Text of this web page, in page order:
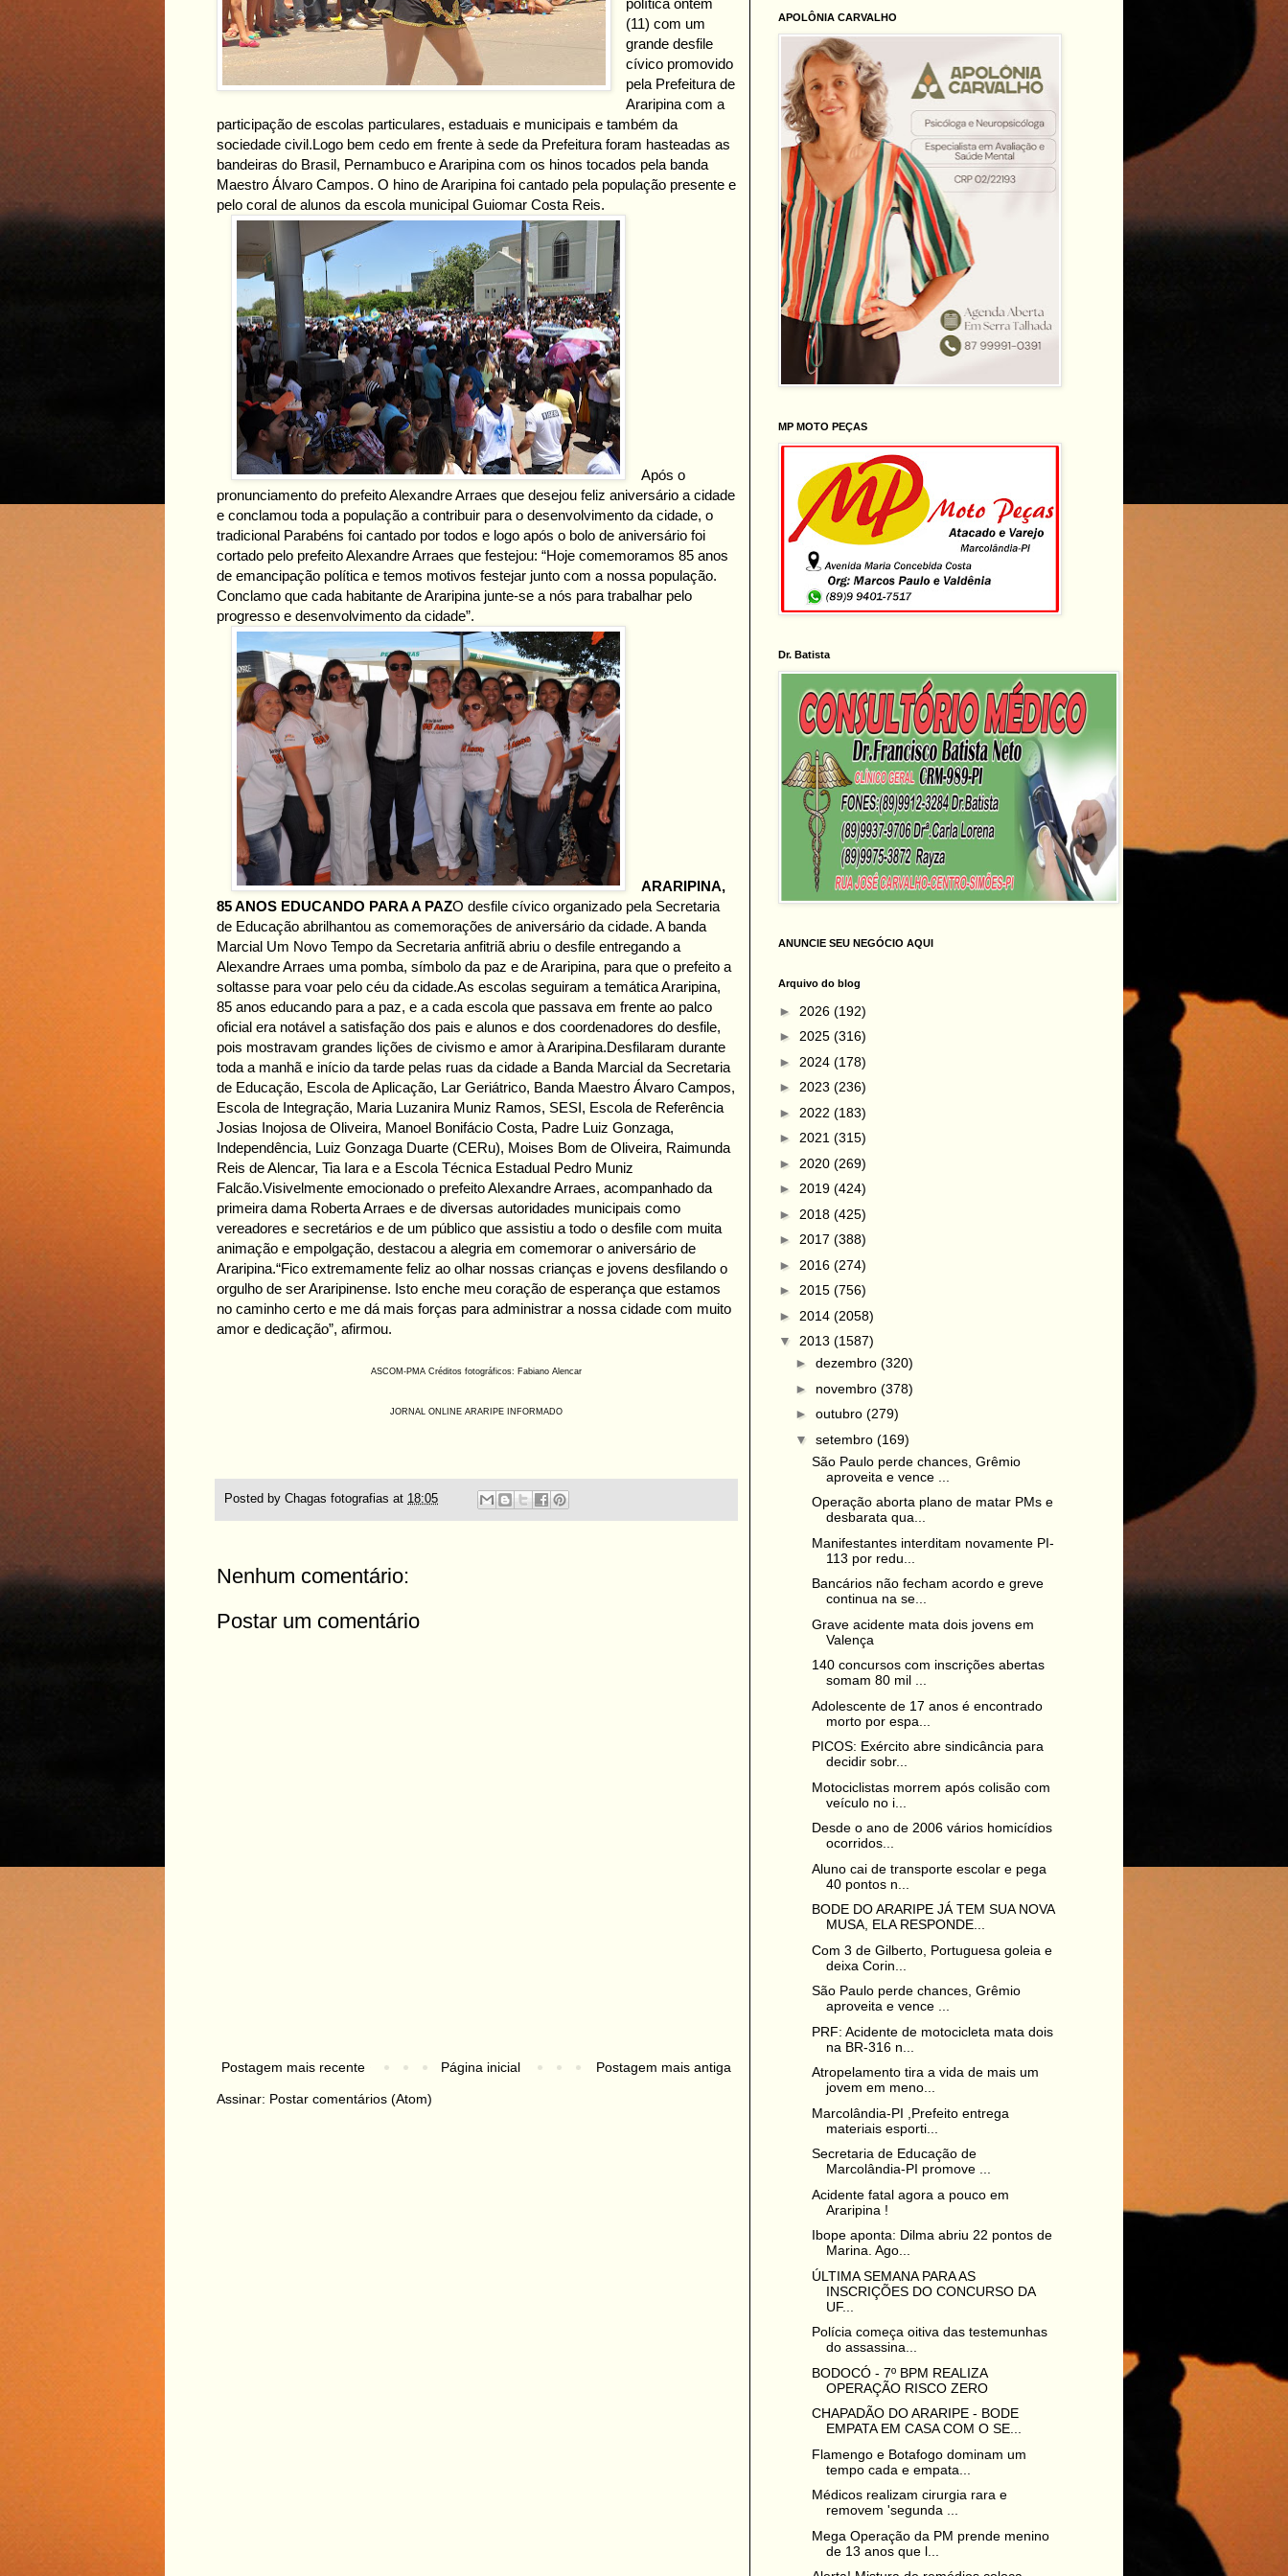
política ontem
(11) com um
grande desfile
cívico promovido
pela Prefeitura de
Araripina com a
participação de escolas particulares, estaduais e municipais e também da
sociedade civil.Logo bem cedo em frente à sede da Prefeitura foram hasteadas as
bandeiras do Brasil, Pernambuco e Araripina com os hinos tocados pela banda
Maestro Álvaro Campos. O hino de Araripina foi cantado pela população presente e
pelo coral de alunos da escola municipal Guiomar Costa Reis.
Após o
pronunciamento do prefeito Alexandre Arraes que desejou feliz aniversário a cidade
e conclamou toda a população a contribuir para o desenvolvimento da cidade, o
tradicional Parabéns foi cantado por todos e logo após o bolo de aniversário foi
cortado pelo prefeito Alexandre Arraes que festejou: “Hoje comemoramos 85 anos
de emancipação política e temos motivos festejar junto com a nossa população.
Conclamo que cada habitante de Araripina junte-se a nós para trabalhar pelo
progresso e desenvolvimento da cidade”.
ARARIPINA,
85 ANOS EDUCANDO PARA A PAZO desfile cívico organizado pela Secretaria
de Educação abrilhantou as comemorações de aniversário da cidade. A banda
Marcial Um Novo Tempo da Secretaria anfitriã abriu o desfile entregando a
Alexandre Arraes uma pomba, símbolo da paz e de Araripina, para que o prefeito a
soltasse para voar pelo céu da cidade.As escolas seguiram a temática Araripina,
85 anos educando para a paz, e a cada escola que passava em frente ao palco
oficial era notável a satisfação dos pais e alunos e dos coordenadores do desfile,
pois mostravam grandes lições de civismo e amor à Araripina.Desfilaram durante
toda a manhã e início da tarde pelas ruas da cidade a Banda Marcial da Secretaria
de Educação, Escola de Aplicação, Lar Geriátrico, Banda Maestro Álvaro Campos,
Escola de Integração, Maria Luzanira Muniz Ramos, SESI, Escola de Referência
Josias Inojosa de Oliveira, Manoel Bonifácio Costa, Padre Luiz Gonzaga,
Independência, Luiz Gonzaga Duarte (CERu), Moises Bom de Oliveira, Raimunda
Reis de Alencar, Tia Iara e a Escola Técnica Estadual Pedro Muniz
Falcão.Visivelmente emocionado o prefeito Alexandre Arraes, acompanhado da
primeira dama Roberta Arraes e de diversas autoridades municipais como
vereadores e secretários e de um público que assistiu a todo o desfile com muita
animação e empolgação, destacou a alegria em comemorar o aniversário de
Araripina.“Fico extremamente feliz ao olhar nossas crianças e jovens desfilando o
orgulho de ser Araripinense. Isto enche meu coração de esperança que estamos
no caminho certo e me dá mais forças para administrar a nossa cidade com muito
amor e dedicação”, afirmou.
ASCOM-PMA Créditos fotográficos: Fabiano Alencar
JORNAL ONLINE ARARIPE INFORMADO
Posted by Chagas fotografias at 18:05
Nenhum comentário:
Postar um comentário
Postagem mais recente Postagem mais antiga
Página inicial
Assinar: Postar comentários (Atom)
APOLÔNIA CARVALHO
MP MOTO PEÇAS
Dr. Batista
ANUNCIE SEU NEGÓCIO AQUI
Arquivo do blog
► 2026 (192)
► 2025 (316)
► 2024 (178)
► 2023 (236)
► 2022 (183)
► 2021 (315)
► 2020 (269)
► 2019 (424)
► 2018 (425)
► 2017 (388)
► 2016 (274)
► 2015 (756)
► 2014 (2058)
▼ 2013 (1587)
► dezembro (320)
► novembro (378)
► outubro (279)
▼ setembro (169)
São Paulo perde chances, Grêmio
aproveita e vence ...
Operação aborta plano de matar PMs e
desbarata qua...
Manifestantes interditam novamente PI-
113 por redu...
Bancários não fecham acordo e greve
continua na se...
Grave acidente mata dois jovens em
Valença
140 concursos com inscrições abertas
somam 80 mil ...
Adolescente de 17 anos é encontrado
morto por espa...
PICOS: Exército abre sindicância para
decidir sobr...
Motociclistas morrem após colisão com
veículo no i...
Desde o ano de 2006 vários homicídios
ocorridos...
Aluno cai de transporte escolar e pega
40 pontos n...
BODE DO ARARIPE JÁ TEM SUA NOVA
MUSA, ELA RESPONDE...
Com 3 de Gilberto, Portuguesa goleia e
deixa Corin...
São Paulo perde chances, Grêmio
aproveita e vence ...
PRF: Acidente de motocicleta mata dois
na BR-316 n...
Atropelamento tira a vida de mais um
jovem em meno...
Marcolândia-PI ,Prefeito entrega
materiais esporti...
Secretaria de Educação de
Marcolândia-PI promove ...
Acidente fatal agora a pouco em
Araripina !
Ibope aponta: Dilma abriu 22 pontos de
Marina. Ago...
ÚLTIMA SEMANA PARA AS
INSCRIÇÕES DO CONCURSO DA
UF...
Polícia começa oitiva das testemunhas
do assassina...
BODOCÓ - 7º BPM REALIZA
OPERAÇÃO RISCO ZERO
CHAPADÃO DO ARARIPE - BODE
EMPATA EM CASA COM O SE...
Flamengo e Botafogo dominam um
tempo cada e empata...
Médicos realizam cirurgia rara e
removem 'segunda ...
Mega Operação da PM prende menino
de 13 anos que l...